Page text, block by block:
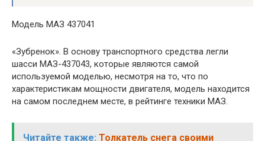
Модель МАЗ 437041
«Зубренок». В основу транспортного средства легли
шасси МАЗ-437043, которые являются самой
используемой моделью, несмотря на то, что по
характеристикам мощности двигателя, модель находится
на самом последнем месте, в рейтинге техники МАЗ.
Читайте также: Толкатель снега своими